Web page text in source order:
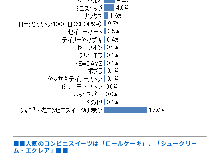
■■人気のコンビニスイーツは「ロールケーキ」、「シュークリー
ム・エクレア」■■